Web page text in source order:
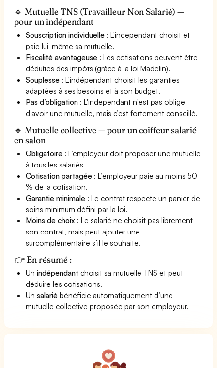
🔹 Mutuelle TNS (Travailleur Non Salarié) —
pour un indépendant
Souscription individuelle : L'indépendant choisit et
paie lui-même sa mutuelle.
Fiscalité avantageuse : Les cotisations peuvent être
déduites des impôts (grâce à la loi Madelin).
Souplesse : L'indépendant choisit les garanties
adaptées à ses besoins et à son budget.
Pas d’obligation : L'indépendant n'est pas obligé
d’avoir une mutuelle, mais c’est fortement conseillé.
🔹 Mutuelle collective — pour un coiffeur salarié
en salon
Obligatoire : L’employeur doit proposer une mutuelle
à tous les salariés.
Cotisation partagée : L’employeur paie au moins 50
% de la cotisation.
Garantie minimale : Le contrat respecte un panier de
soins minimum défini par la loi.
Moins de choix : Le salarié ne choisit pas librement
son contrat, mais peut ajouter une
surcomplémentaire s’il le souhaite.
👉 En résumé :
Unindépendant choisit sa mutuelle TNS et peut
déduire les cotisations.
Unsalarié bénéficie automatiquement d’une
mutuelle collective proposée par son employeur.